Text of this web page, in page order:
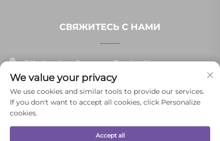
СВЯЖИТЕСЬ С НАМИ
Г. Иу, Китай, ул. Синьпан, д. 7, район Шанси
+86-13037647878
[email protected]
© 2025 Иньпэнь Юньли товаров повседневного спроса г. Иу Co.,
We value your privacy
We use cookies and similar tools to provide our services.
If you don't want to accept all cookies, click Personalize
cookies.
Accept all